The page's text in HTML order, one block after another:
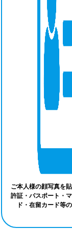
ご本人様の顔写真を
許証・パスポート・
ド・在留カード等